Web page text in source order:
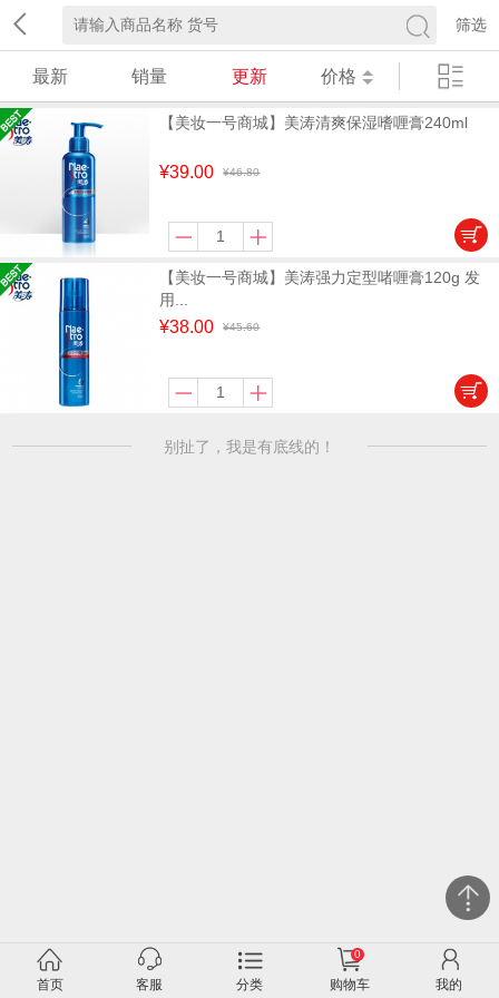
筛选
最新 销量 更新 价格
【美妆一号商城】美涛清爽保湿嗜喱膏240ml
¥39.00 ¥46.80
【美妆一号商城】美涛强力定型啫喱膏120g 发
用...
¥38.00 ¥45.60
别扯了，我是有底线的！
首页 客服 分类
0
购物车 我的
关闭